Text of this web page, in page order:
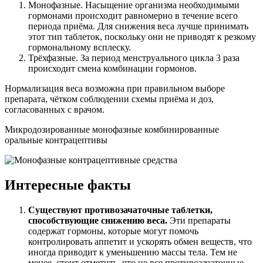
Монофазные. Насыщение организма необходимыми
гормонами происходит равномерно в течение всего
периода приёма. Для снижения веса лучше принимать
этот тип таблеток, поскольку они не приводят к резкому
гормональному всплеску.
Трёхфазные. За период менструального цикла 3 раза
происходит смена комбинации гормонов.
Нормализация веса возможна при правильном выборе
препарата, чётком соблюдении схемы приёма и доз,
согласованных с врачом.
Микродозированные монофазные комбинированные
оральные контрацептивы
Интересные факты
Существуют противозачаточные таблетки,
способствующие снижению веса. Эти препараты
содержат гормоны, которые могут помочь
контролировать аппетит и ускорять обмен веществ, что
иногда приводит к уменьшению массы тела. Тем не